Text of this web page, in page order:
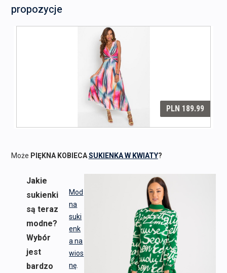
propozycje
Może PIĘKNA KOBIECASUKIENKA W KWIATY?
Mod
na
suki
enk
a na
wios
nę.
Jakie
sukienki
są teraz
modne?
Wybór
jest
bardzo